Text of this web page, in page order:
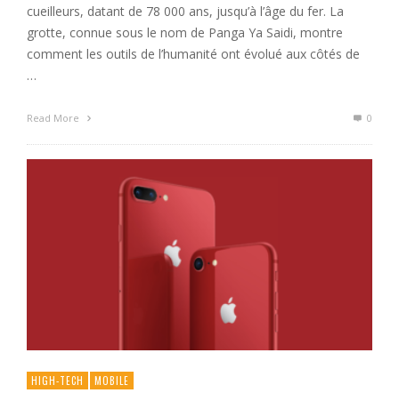
cueilleurs, datant de 78 000 ans, jusqu’à l’âge du fer. La
grotte, connue sous le nom de Panga Ya Saidi, montre
comment les outils de l’humanité ont évolué aux côtés de
…
Read More 0
HIGH-TECH MOBILE